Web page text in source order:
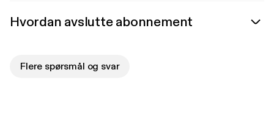
Hvordan avslutte abonnement
Flere spørsmål og svar